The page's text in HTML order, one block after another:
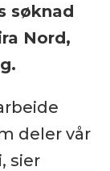
søknad
Nord,
deler vår
sier